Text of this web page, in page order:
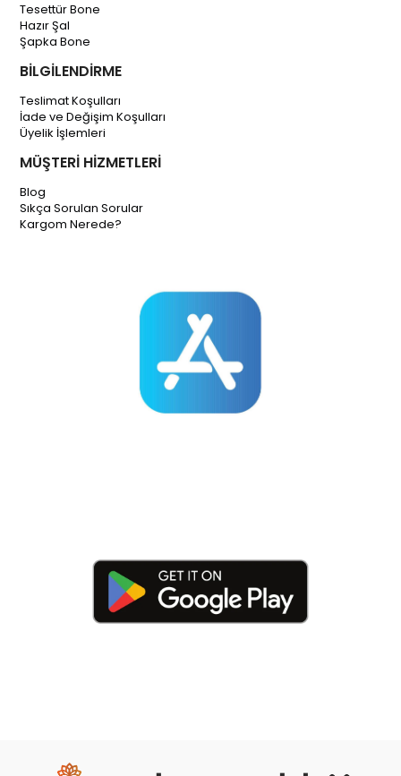
Tesettür Bone
Hazır Şal
Şapka Bone
BİLGİLENDİRME
Teslimat Koşulları
İade ve Değişim Koşulları
Üyelik İşlemleri
MÜŞTERİ HİZMETLERİ
Blog
Sıkça Sorulan Sorular
Kargom Nerede?